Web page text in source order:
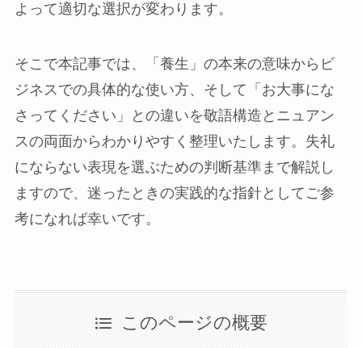
よって適切な選択が変わります。
そこで本記事では、「養生」の本来の意味からビ
ジネスでの具体的な使い方、そして「お大事にな
さってください」との違いを敬語構造とニュアン
スの両面からわかりやすく整理いたします。失礼
にならない表現を選ぶための判断基準まで解説し
ますので、迷ったときの実践的な指針としてご参
考になれば幸いです。
このページの概要